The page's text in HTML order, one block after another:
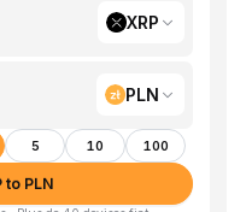
XRP
PLN
5 10 100
to PLN